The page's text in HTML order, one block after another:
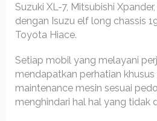
Suzuki XL-7, Mitsubishi
dengan Isuzu elf long chassis
Toyota Hiace.
Setiap mobil yang melayani
mendapatkan perhatian
maintenance mesin sesuai
menghindari hal hal yang tidak